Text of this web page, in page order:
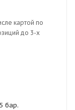
картой по
до 3-х
бар.